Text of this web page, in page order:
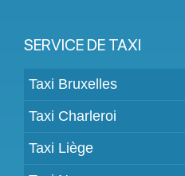
SERVICE DE TAXI
Taxi Bruxelles
Taxi Charleroi
Taxi Liège